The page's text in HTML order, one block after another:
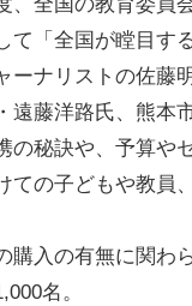
て「全国が瞠目す
ーナリストの佐藤
遠藤洋路氏、熊本
の秘訣や、予算や
ての子どもや教員
入の有無に関わ
名。